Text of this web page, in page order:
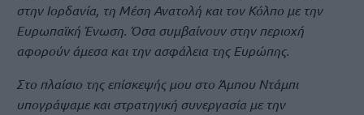
στην Ιορδανία, τη Μέση Ανατολή και τον Κόλπο με την
Ευρωπαϊκή Ένωση. Όσα συμβαίνουν στην περιοχή
αφορούν άμεσα και την ασφάλεια της Ευρώπης.
Στο πλαίσιο της επίσκεψής μου στο Άμπου Ντάμπι
υπογράψαμε και στρατηγική συνεργασία με την